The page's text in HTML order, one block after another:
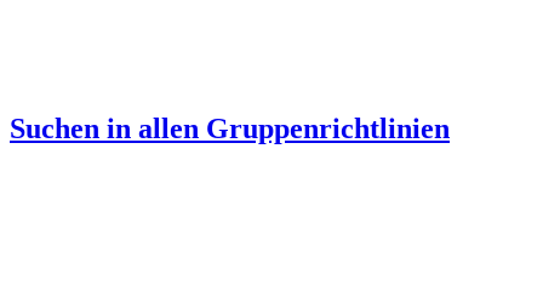
Suchen in allen Gruppenrichtlinien